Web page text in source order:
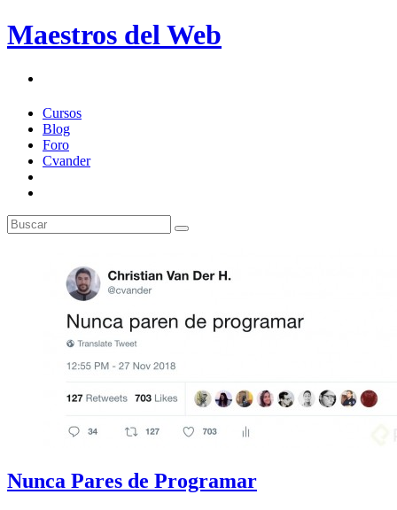
Maestros del Web
Cursos
Blog
Foro
Cvander
Nunca Pares de Programar